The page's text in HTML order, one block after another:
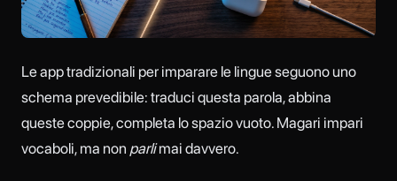
Le app tradizionali per imparare le lingue seguono uno
schema prevedibile: traduci questa parola, abbina
queste coppie, completa lo spazio vuoto. Magari impari
vocaboli, ma non parlimai davvero.